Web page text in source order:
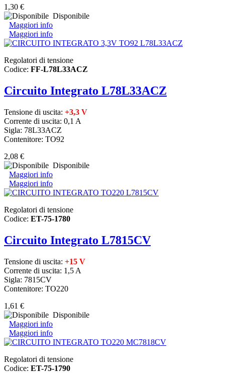
1,30 €
Disponibile
Maggiori info
Maggiori info
Regolatori di tensione
Codice: FF-L78L33ACZ
Circuito Integrato L78L33ACZ
Tensione di uscita: +3,3 V
Corrente di uscita: 0,1 A
Sigla: 78L33ACZ
Contenitore: TO92
2,08 €
Disponibile
Maggiori info
Maggiori info
Regolatori di tensione
Codice: ET-75-1780
Circuito Integrato L7815CV
Tensione di uscita: +15 V
Corrente di uscita: 1,5 A
Sigla: 7815CV
Contenitore: TO220
1,61 €
Disponibile
Maggiori info
Maggiori info
Regolatori di tensione
Codice: ET-75-1790